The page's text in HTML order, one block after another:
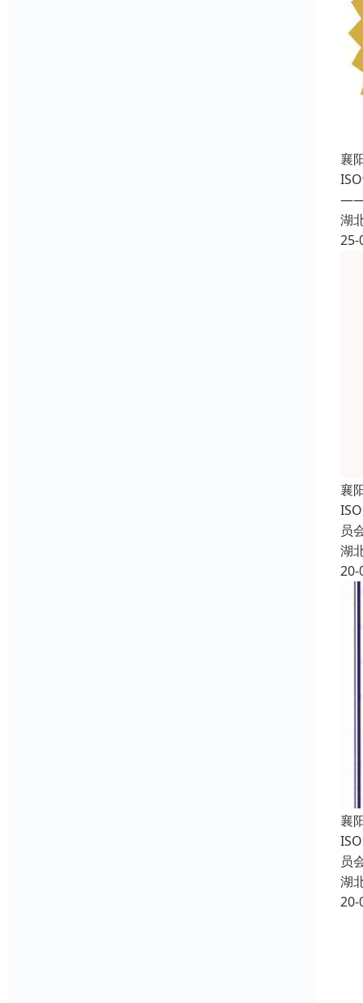
襄
湖
25-
襄
员
湖
20-
襄
员
湖
20-